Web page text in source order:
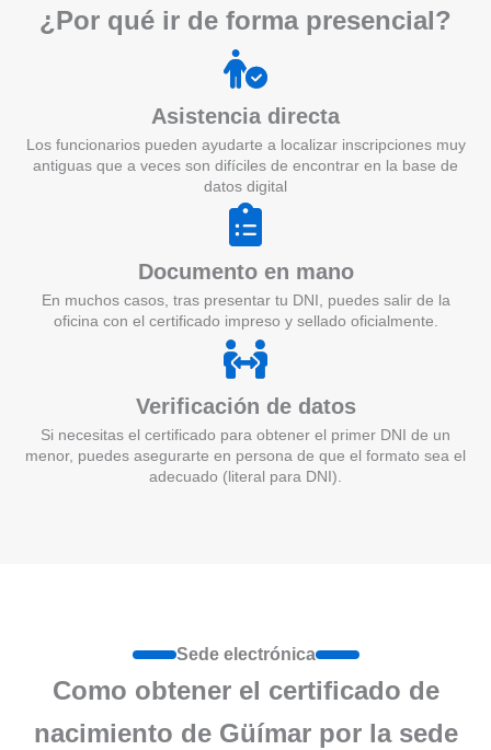
¿Por qué ir de formapresencial?
Asistencia directa
Los funcionarios pueden ayudarte a localizar inscripciones muy
antiguas que a veces son difíciles de encontrar en la base de
datos digital
Documento en mano
En muchos casos, tras presentar tu DNI, puedes salir de la
oficina con el certificado impreso y sellado oficialmente.
Verificación de datos
Si necesitas el certificado para obtener el primer DNI de un
menor, puedes asegurarte en persona de que el formato sea el
adecuado (literal para DNI).
Sede electrónica
Como obtener el certificado de
nacimiento de Güímar por la sede